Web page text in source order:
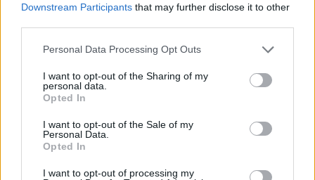
Downstream Participants that may further disclose it to other
Personal Data Processing Opt Outs
I want to opt-out of the Sharing of my
personal data.
Opted In
I want to opt-out of the Sale of my
Personal Data.
Opted In
I want to opt-out of processing my
Hétvégén is folytatódik a gázolaj
árának csökkenése